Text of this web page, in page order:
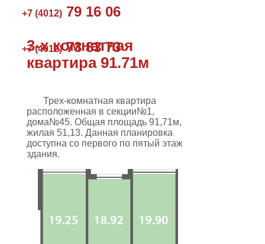
+7 (4012) 79 16 06
+7 (4012) 73 83 73
3-х комнатная
квартира 91.71м
Трех-комнатная квартира
расположенная в секции№1,
дома№45. Общая площадь 91,71м,
жилая 51,13. Данная планировка
доступна со первого по пятый этаж
здания.